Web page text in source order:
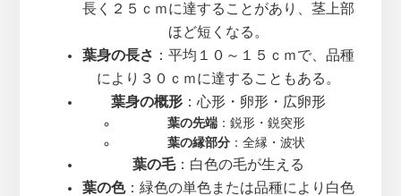
長く２５ｃｍに達することがあり、茎上部
ほど短くなる。
葉身の長さ ：平均１０～１５ｃｍで、品種
により３０ｃｍに達することもある。
葉身の概形 ：心形・卵形・広卵形
葉の先端 ：鋭形・鋭突形
葉の縁部分 ：全縁・波状
葉の毛：白色の毛が生える
葉の色：緑色の単色または品種により白色